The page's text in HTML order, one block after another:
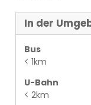
In der
Bus
< 1km
U-Bahn
< 2km